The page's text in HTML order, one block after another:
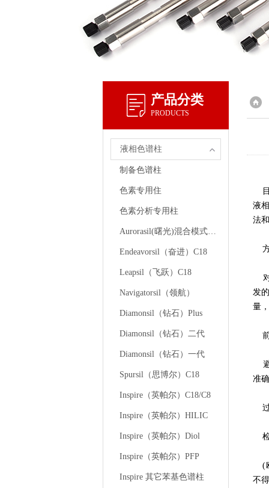
产品分类
PRODUCTS
液相色谱柱
制备色谱柱
色素专用住
色素分析专用柱
Aurorasil(曙光)混合模式液相色谱柱
Endeavorsil（奋进）C18
Leapsil（飞跃）C18
Navigatorsil（领航）
Diamonsil（钻石）Plus
Diamonsil（钻石）二代
Diamonsil（钻石）一代
Spursil（思博尔）C18
Inspire（英帕尔）C18/C8
Inspire（英帕尔）HILIC
Inspire（英帕尔）Diol
Inspire（英帕尔）PFP
Inspire 其它苯基色谱柱
目
液
法
方
对
发
量
前
避
准
过
检
(
不